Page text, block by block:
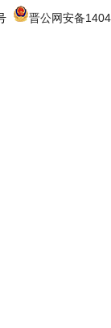
晋公网安备